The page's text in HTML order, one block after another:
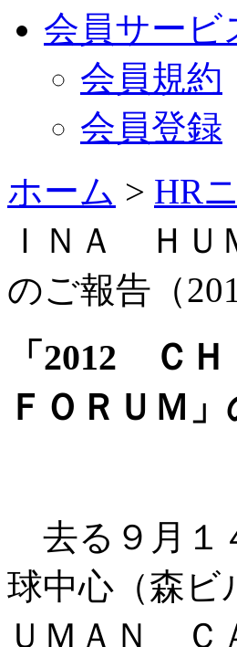
会員サービ
会員規約
会員登録
ホーム > HR
ＩＮＡ Ｈ
のご報告（
「2012 Ｃ
ＦＯＲＵＭ
去る９月１
球中心（森
ＵＭＡＮ Ｃ